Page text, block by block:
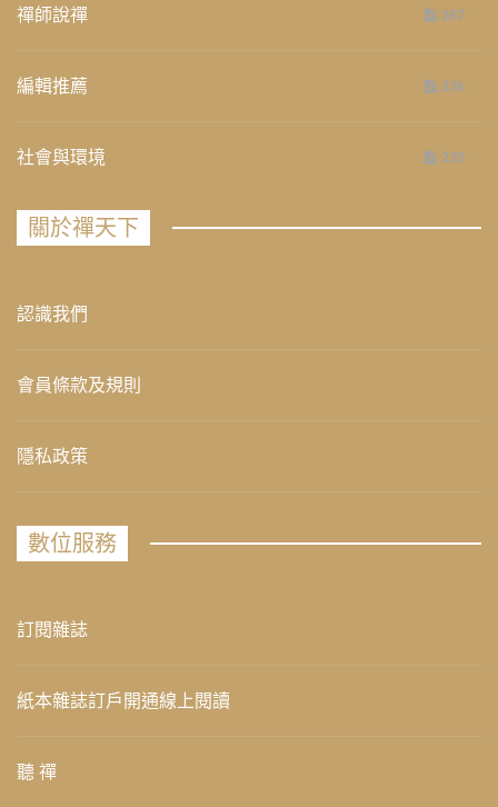
禪師說禪 267
編輯推薦 236
社會與環境 235
關於禪天下
認識我們
會員條款及規則
隱私政策
數位服務
訂閱雜誌
紙本雜誌訂戶開通線上閱讀
聽 禪